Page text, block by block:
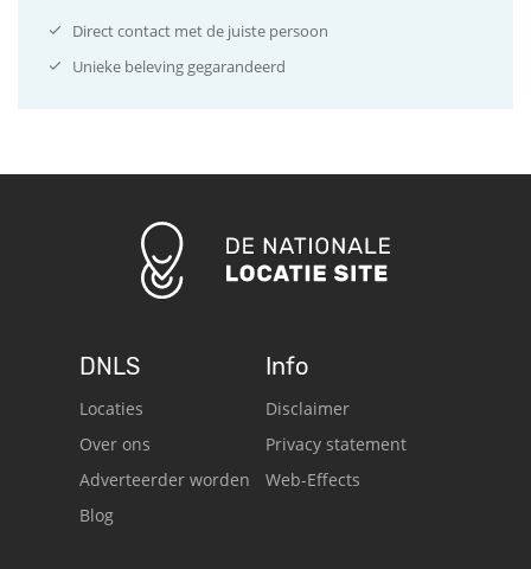
Direct contact met de juiste persoon
Unieke beleving gegarandeerd
DNLS
Locaties
Over ons
Adverteerder worden
Blog
Info
Disclaimer
Privacy statement
Web-Effects